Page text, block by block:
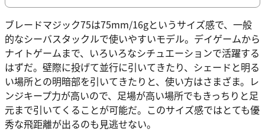
ブレードマジック75は75mm/16gというサイズ感で、一般
的なシーバスタックルで使いやすいモデル。デイゲームから
ナイトゲームまで、いろいろなシチュエーションで活躍する
はずだ。壁際に投げて並行に引いてきたり、シェードと明る
い場所との明暗部を引いてきたりと、使い方はさまざま。レ
ンジキープ力が高いので、足場が高い場所でもきっちりと足
元まで引いてくることが可能だ。このサイズ感ではとても優
秀な飛距離が出るのも見逃せない。